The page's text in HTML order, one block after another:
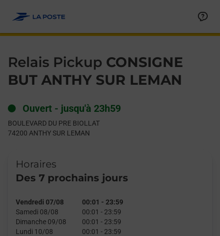
Relais Pickup CONSIGNE
BUT ANTHY SUR LEMAN
Ouvert - jusqu'à 23h59
BOULEVARD DU PRE BIOLLAT
74200 ANTHY SUR LEMAN
Horaires
Des 7 prochains jours
Vendredi 07/08 00:01 - 23:59
Samedi 08/08
00:01 - 23:59
Dimanche 09/08
00:01 - 23:59
Lundi 10/08
00:01 - 23:59